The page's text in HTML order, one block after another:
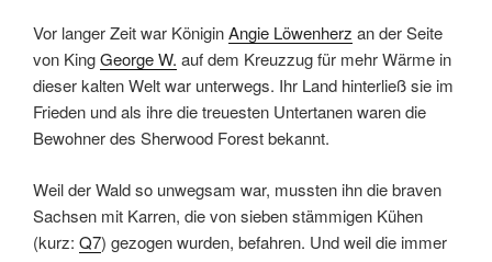
Vor langer Zeit war KöniginAngie Löwenherz an der Seite
von KingGeorge W. auf dem Kreuzzug für mehr Wärme in
dieser kalten Welt war unterwegs. Ihr Land hinterließ sie im
Frieden und als ihre die treuesten Untertanen waren die
Bewohner des Sherwood Forest bekannt.
Weil der Wald so unwegsam war, mussten ihn die braven
Sachsen mit Karren, die von sieben stämmigen Kühen
(kurz: Q7) gezogen wurden, befahren. Und weil die immer